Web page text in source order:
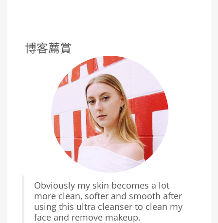
博客薦賞
Obviously my skin becomes a lot
more clean, softer and smooth after
using this ultra cleanser to clean my
face and remove makeup.